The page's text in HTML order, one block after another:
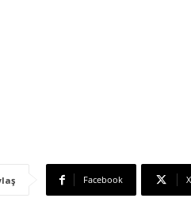
Facebook X